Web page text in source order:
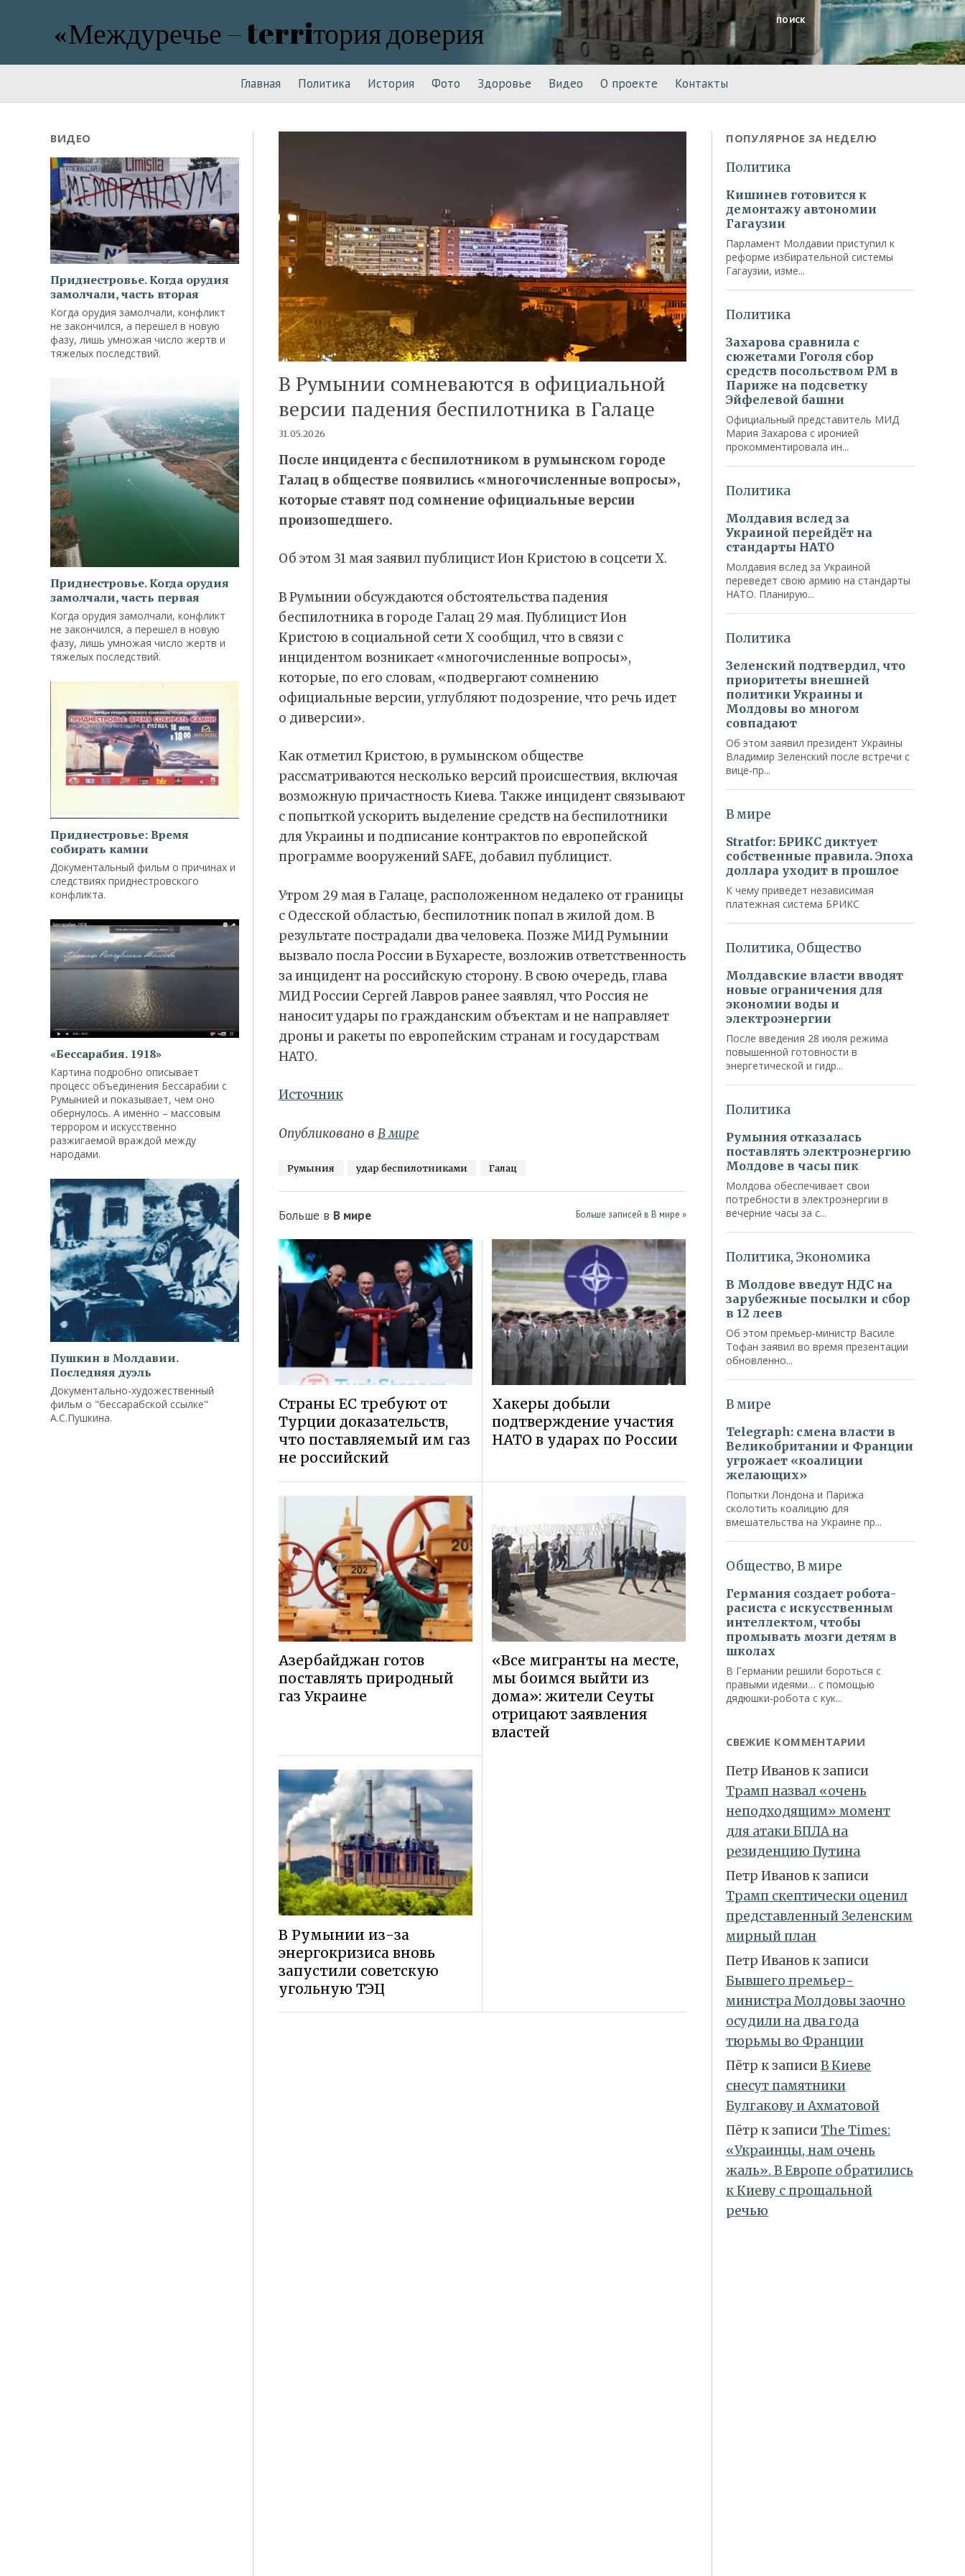
«Междуречье – terriтория доверия ПОИСК
Главная Политика История Фото Здоровье Видео О проекте Контакты
ВИДЕО
Приднестровье. Когда орудия
замолчали, часть вторая
Когда орудия замолчали, конфликт
не закончился, а перешел в новую
фазу, лишь умножая число жертв и
тяжелых последствий.
Приднестровье. Когда орудия
замолчали, часть первая
Когда орудия замолчали, конфликт
не закончился, а перешел в новую
фазу, лишь умножая число жертв и
тяжелых последствий.
Приднестровье: Время
собирать камни
Документальный фильм о причинах и
следствиях приднестровского
конфликта.
«Бессарабия. 1918»
Картина подробно описывает
процесс объединения Бессарабии с
Румынией и показывает, чем оно
обернулось. А именно – массовым
террором и искусственно
разжигаемой враждой между
народами.
Пушкин в Молдавии.
Последняя дуэль
Документально-художественный
фильм о "бессарабской ссылке"
А.С.Пушкина.
В Румынии сомневаются в официальной
версии падения беспилотника в Галаце
31.05.2026
После инцидента с беспилотником в румынском городе
Галац в обществе появились «многочисленные вопросы»,
которые ставят под сомнение официальные версии
произошедшего.
Об этом 31 мая заявил публицист Ион Кристою в соцсети Х.
В Румынии обсуждаются обстоятельства падения
беспилотника в городе Галац 29 мая. Публицист Ион
Кристою в социальной сети X сообщил, что в связи с
инцидентом возникает «многочисленные вопросы»,
которые, по его словам, «подвергают сомнению
официальные версии, углубляют подозрение, что речь идет
о диверсии».
Как отметил Кристою, в румынском обществе
рассматриваются несколько версий происшествия, включая
возможную причастность Киева. Также инцидент связывают
с попыткой ускорить выделение средств на беспилотники
для Украины и подписание контрактов по европейской
программе вооружений SAFE, добавил публицист.
Утром 29 мая в Галаце, расположенном недалеко от границы
с Одесской областью, беспилотник попал в жилой дом. В
результате пострадали два человека. Позже МИД Румынии
вызвало посла России в Бухаресте, возложив ответственность
за инцидент на российскую сторону. В свою очередь, глава
МИД России Сергей Лавров ранее заявлял, что Россия не
наносит удары по гражданским объектам и не направляет
дроны и ракеты по европейским странам и государствам
НАТО.
Источник
Опубликовано в В мире
Румыния удар беспилотниками Галац
Больше в В мире Больше записей в В мире »
Страны ЕС требуют от
Турции доказательств,
что поставляемый им газ
не российский
Хакеры добыли
подтверждение участия
НАТО в ударах по России
Азербайджан готов
поставлять природный
газ Украине
«Все мигранты на месте,
мы боимся выйти из
дома»: жители Сеуты
отрицают заявления
властей
В Румынии из-за
энергокризиса вновь
запустили советскую
угольную ТЭЦ
ПОПУЛЯРНОЕ ЗА НЕДЕЛЮ
СВЕЖИЕ КОММЕНТАРИИ
Петр Ивановк записи
Трамп назвал «очень
неподходящим» момент
для атаки БПЛА на
резиденцию Путина
Петр Ивановк записи
Трамп скептически оценил
представленный Зеленским
мирный план
Петр Ивановк записи
Бывшего премьер-
министра Молдовы заочно
осудили на два года
тюрьмы во Франции
Пётр к записиВ Киеве
снесут памятники
Булгакову и Ахматовой
Пётр к записиТhe Times:
«Украинцы, нам очень
жаль». В Европе обратились
к Киеву с прощальной
речью